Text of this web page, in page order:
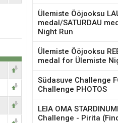
Ülemiste Ööjooksu
medal/SATURDAU
Night Run
Ülemiste Ööjooksu
medal for Ülemiste
Südasuve Challenge
Challenge PHOTOS
LEIA OMA
Challenge - Pirita